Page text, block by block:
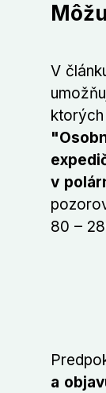
V
v
80 –
a